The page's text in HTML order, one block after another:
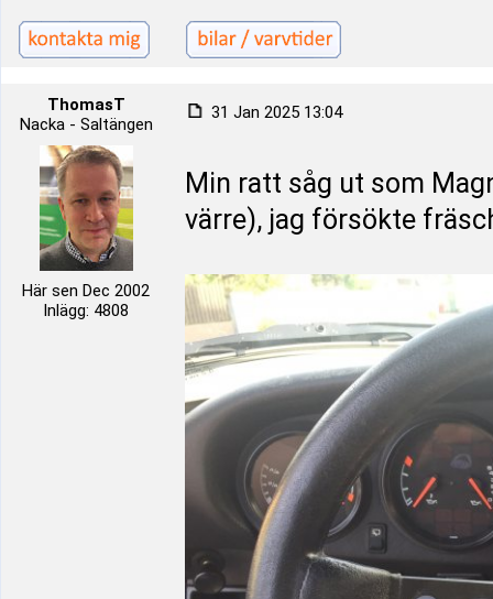
ThomasT
Nacka - Saltängen
Här sen Dec 2002
Inlägg: 4808
31 Jan 2025 13:04
Min ratt såg ut som
värre), jag försökte